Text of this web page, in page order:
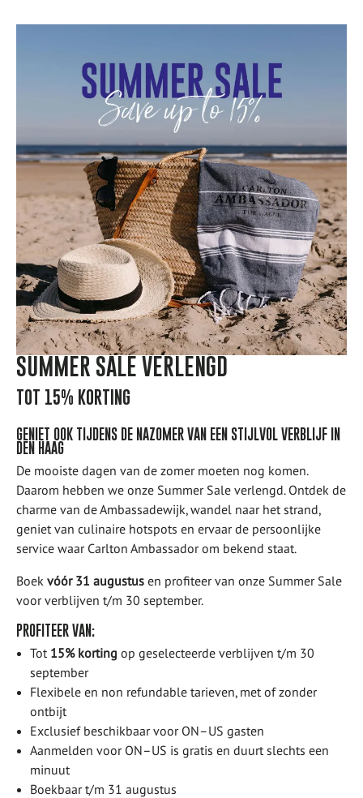
SUMMER SALE VERLENGD
TOT 15% KORTING
GENIET OOK TIJDENS DE NAZOMER VAN EEN STIJLVOL VERBLIJF IN
DEN HAAG
De mooiste dagen van de zomer moeten nog komen.
Daarom hebben we onze Summer Sale verlengd. Ontdek de
charme van de Ambassadewijk, wandel naar het strand,
geniet van culinaire hotspots en ervaar de persoonlijke
service waar Carlton Ambassador om bekend staat.
Boek vóór 31 augustus en profiteer van onze Summer Sale
voor verblijven t/m 30 september.
PROFITEER VAN:
Tot 15% korting op geselecteerde verblijven t/m 30
september
Flexibele en non refundable tarieven, met of zonder
ontbijt
Exclusief beschikbaar voor ON–US gasten
Aanmelden voor ON–US is gratis en duurt slechts een
minuut
Boekbaar t/m 31 augustus